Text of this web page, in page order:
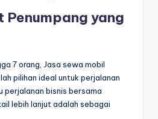
Penumpang yang
7 orang, Jasa sewa mobil
pilihan ideal untuk perjalanan
perjalanan bisnis bersama
lebih lanjut adalah sebagai